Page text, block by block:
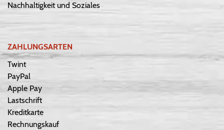
Nachhaltigkeit und Soziales
ZAHLUNGSARTEN
Twint
PayPal
Apple Pay
Lastschrift
Kreditkarte
Rechnungskauf